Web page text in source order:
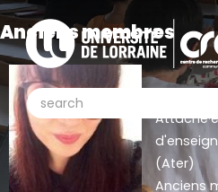
Aller
au
contenu
principal
Search
search
Anciens membres
(Ater)
Anciens